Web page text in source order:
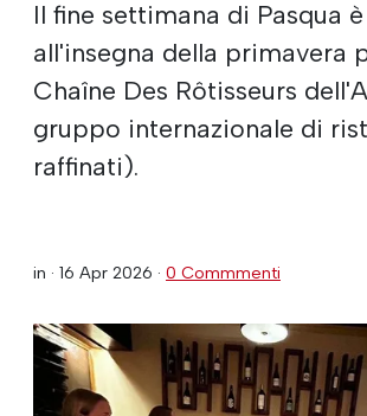
Il fine settimana di Pasqua
all'insegna della primavera
Chaîne Des Rôtisseurs
gruppo internazionale di
raffinati).
in · 16 Apr 2026 · 0 Commmenti